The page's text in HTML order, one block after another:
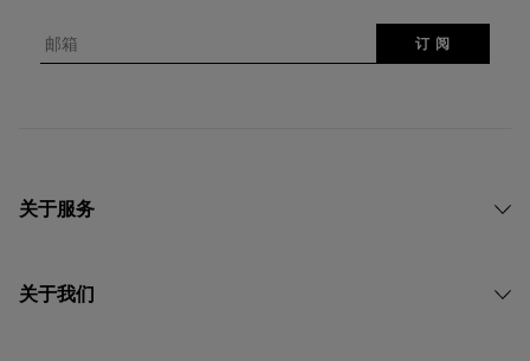
邮箱 订 阅
关于服务
关于我们